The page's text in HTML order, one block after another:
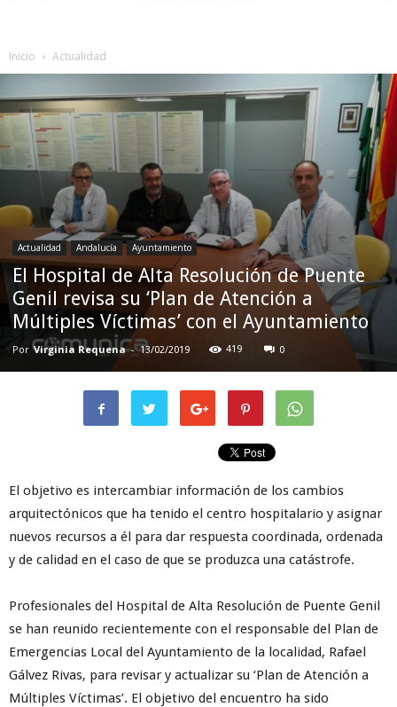
Inicio Actualidad
Actualidad Andalucía Ayuntamiento
El Hospital de Alta Resolución de Puente
Genil revisa su ‘Plan de Atención a
Múltiples Víctimas’ con el Ayuntamiento
Por Virginia Requena - 13/02/2019 419 0
El objetivo es intercambiar información de los cambios
arquitectónicos que ha tenido el centro hospitalario y asignar
nuevos recursos a él para dar respuesta coordinada, ordenada
y de calidad en el caso de que se produzca una catástrofe.
Profesionales del Hospital de Alta Resolución de Puente Genil
se han reunido recientemente con el responsable del Plan de
Emergencias Local del Ayuntamiento de la localidad, Rafael
Gálvez Rivas, para revisar y actualizar su ‘Plan de Atención a
Múltiples Víctimas’. El objetivo del encuentro ha sido